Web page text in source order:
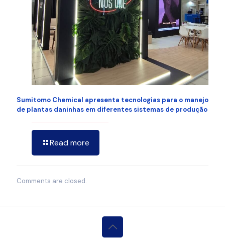
Sumitomo Chemical apresenta tecnologias para o manejo
de plantas daninhas em diferentes sistemas de produção
Read more
Comments are closed.